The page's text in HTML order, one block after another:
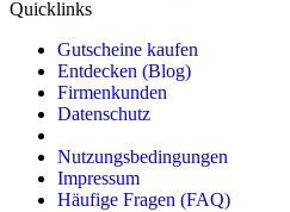
Quicklinks
Gutscheine kaufen
Entdecken (Blog)
Firmenkunden
Datenschutz
Nutzungsbedingungen
Impressum
Häufige Fragen (FAQ)